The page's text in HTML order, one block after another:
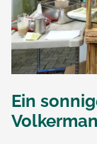
Ein